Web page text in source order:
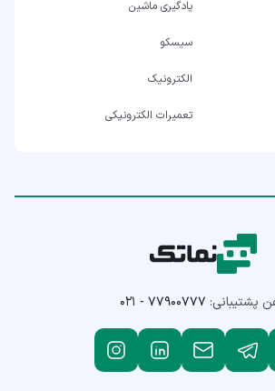
یادگیری ماشین
سیسکو
الکترونیک
تعمیرات الکترونیکی
پشتیبانی: ۰۲۱ - ۷۷۹۰۰۷۷۷